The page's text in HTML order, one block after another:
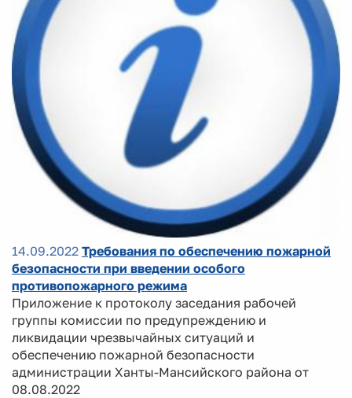
14.09.2022 Требования по обеспечению пожарной
безопасности при введении особого
противопожарного режима
Приложение к протоколу заседания рабочей
группы комиссии по предупреждению и
ликвидации чрезвычайных ситуаций и
обеспечению пожарной безопасности
администрации Ханты-Мансийского района от
08.08.2022